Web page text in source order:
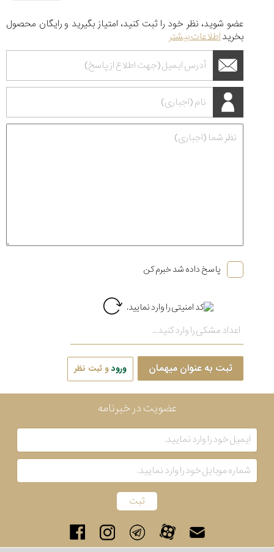
عضو شوید، نظر خود را ثبت کنید، امتیاز بگیرید و رایگان محصول
بخریداطلاعات بیشتر
پاسخ داده شد خبرم کن
ثبت به عنوان میهمان ورودو ثبت نظر
عضویت در خبرنامه